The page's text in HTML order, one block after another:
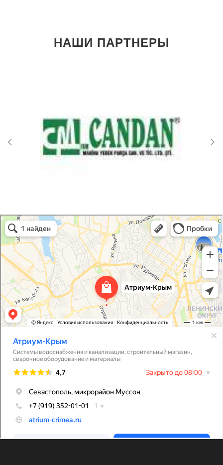
НАШИ ПАРТНЕРЫ
Атриум-Крым
Системы водоснабжения, отопления, канализации в Севастополе
Снабжение строительных объектов в Севастополе